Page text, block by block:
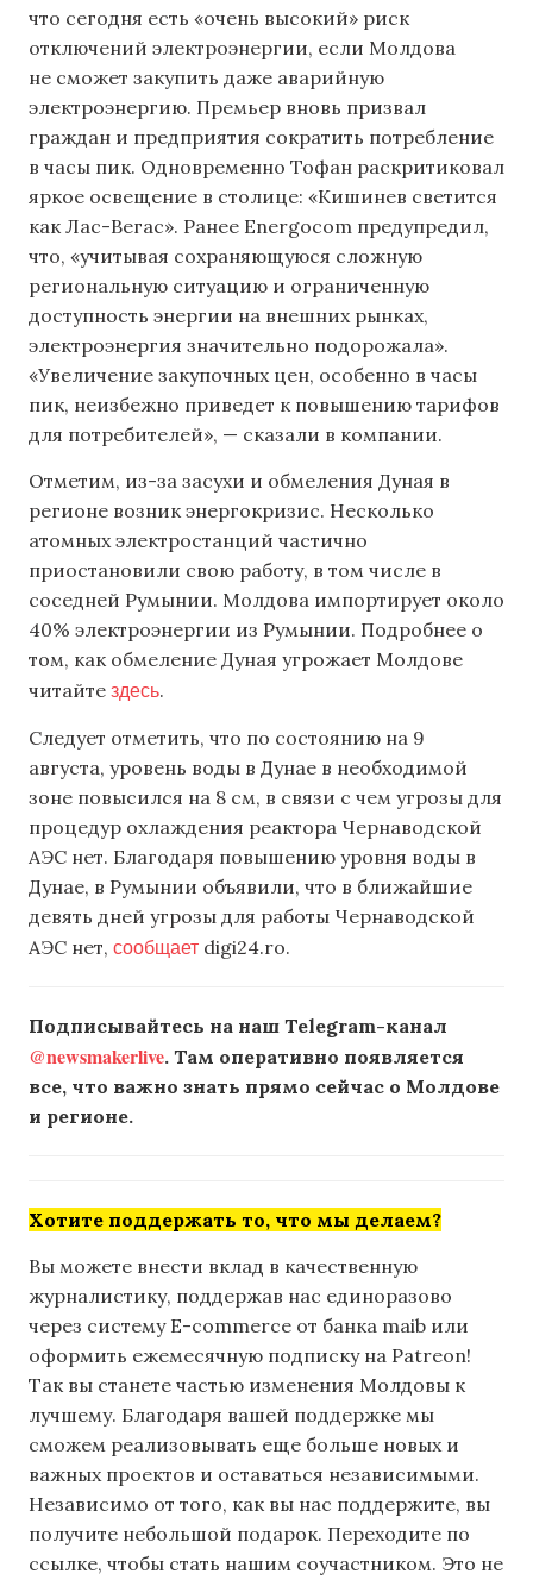
что сегодня есть «очень высокий» риск
отключений электроэнергии, если Молдова
не сможет закупить даже аварийную
электроэнергию. Премьер вновь призвал
граждан и предприятия сократить потребление
в часы пик. Одновременно Тофан раскритиковал
яркое освещение в столице: «Кишинев светится
как Лас-Вегас». Ранее Energocom предупредил,
что, «учитывая сохраняющуюся сложную
региональную ситуацию и ограниченную
доступность энергии на внешних рынках,
электроэнергия значительно подорожала».
«Увеличение закупочных цен, особенно в часы
пик, неизбежно приведет к повышению тарифов
для потребителей», — сказали в компании.
Отметим, из-за засухи и обмеления Дуная в
регионе возник энергокризис. Несколько
атомных электростанций частично
приостановили свою работу, в том числе в
соседней Румынии. Молдова импортирует около
40% электроэнергии из Румынии. Подробнее о
том, как обмеление Дуная угрожает Молдове
читайте здесь.
Следует отметить, что по состоянию на 9
августа, уровень воды в Дунае в необходимой
зоне повысился на 8 см, в связи с чем угрозы для
процедур охлаждения реактора Чернаводской
АЭС нет. Благодаря повышению уровня воды в
Дунае, в Румынии объявили, что в ближайшие
девять дней угрозы для работы Чернаводской
АЭС нет, сообщает digi24.ro.
Подписывайтесь на наш Telegram-канал
@newsmakerlive. Там оперативно появляется
все, что важно знать прямо сейчас о Молдове
и регионе.
Хотите поддержать то, что мы делаем?
Вы можете внести вклад в качественную
журналистику, поддержав нас единоразово
через систему E-commerce от банка maib или
оформить ежемесячную подписку на Patreon!
Так вы станете частью изменения Молдовы к
лучшему. Благодаря вашей поддержке мы
сможем реализовывать еще больше новых и
важных проектов и оставаться независимыми.
Независимо от того, как вы нас поддержите, вы
получите небольшой подарок. Переходите по
ссылке, чтобы стать нашим соучастником. Это не